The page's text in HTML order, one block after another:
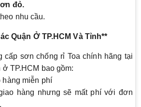
đỏ.
nhu cầu.
Quận Ở TP.HCM Và Tỉnh**
cấp sơn chống rỉ Toa chính hãng tại
ở TP.HCM bao gồm:
hàng miễn phí
hàng nhưng sẽ mất phí với đơn